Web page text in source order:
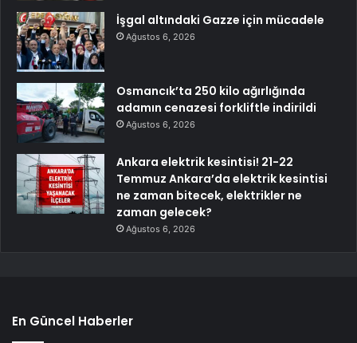
İşgal altındaki Gazze için mücadele
Ağustos 6, 2026
Osmancık’ta 250 kilo ağırlığında
adamın cenazesi forkliftle indirildi
Ağustos 6, 2026
Ankara elektrik kesintisi! 21-22
Temmuz Ankara’da elektrik kesintisi
ne zaman bitecek, elektrikler ne
zaman gelecek?
Ağustos 6, 2026
En Güncel Haberler